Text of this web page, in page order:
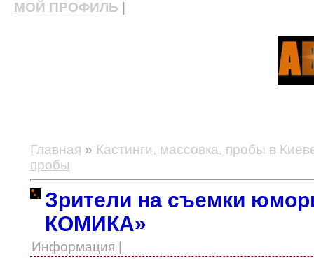
МОЙ ПРОФИЛЬ
Главная » Кастинги, массовка, пробы в
пробы
Зрители на съемки
КОМИКА»
Информация |